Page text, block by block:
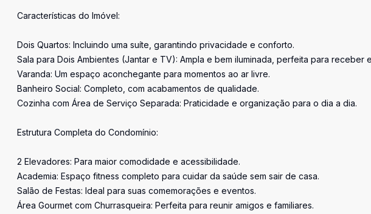
Características do Imóvel:
Dois Quartos: Incluindo uma suíte, garantindo privacidade e conforto.
Sala para Dois Ambientes (Jantar e TV): Ampla e bem iluminada, perfeita para receber
Varanda: Um espaço aconchegante para momentos ao ar livre.
Banheiro Social: Completo, com acabamentos de qualidade.
Cozinha com Área de Serviço Separada: Praticidade e organização para o dia a dia.
Estrutura Completa do Condomínio:
2 Elevadores: Para maior comodidade e acessibilidade.
Academia: Espaço fitness completo para cuidar da saúde sem sair de casa.
Salão de Festas: Ideal para suas comemorações e eventos.
Área Gourmet com Churrasqueira: Perfeita para reunir amigos e familiares.